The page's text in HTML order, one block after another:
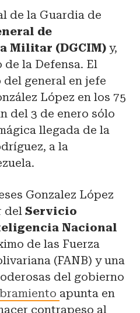
de la Guardia de
de
Militar (DGCIM) y,
la Defensa. El
general en jefe
López en los 75
del 3 de enero sólo
llegada de la
a la
Gonzalez López
del Servicio
Nacional
de las Fuerza
(FANB) y una
del gobierno
apunta en
contrapeso al